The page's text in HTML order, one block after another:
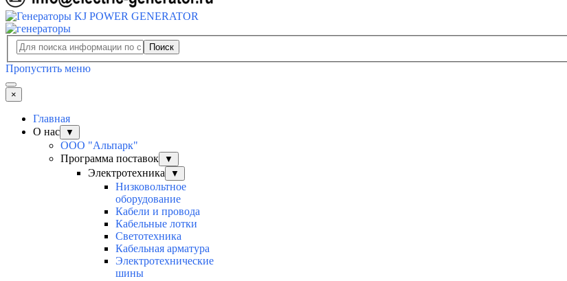
Поиск
Пропустить меню
×
Главная
О нас
▼
ООО "Альпарк"
Программа поставок
▼
Электротехника ▼
Низковольтное
оборудование
Кабели и провода
Кабельные лотки
Светотехника
Кабельная арматура
Электротехнические
шины